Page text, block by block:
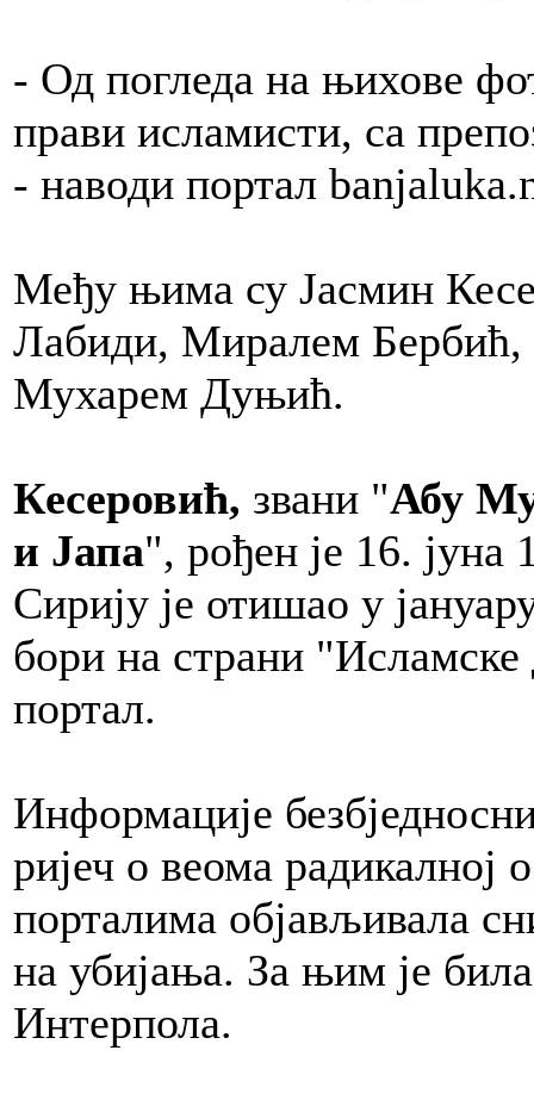
- Од погледа на њихове
прави исламисти, са
- наводи портал
Међу њима су Јасмин
Лабиди, Миралем
Мухарем Дуњић.
Кесеровић, звани "Абу
и Јапа", рођен је 16.
Сирију је отишао у
бори на страни
портал.
Информације
ријеч о веома радикалној
порталима објављивала
на убијања. За њим је
Интерпола.